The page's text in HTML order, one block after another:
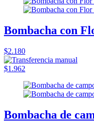
Bombacha con
$2.180
$1.962
Bombacha de